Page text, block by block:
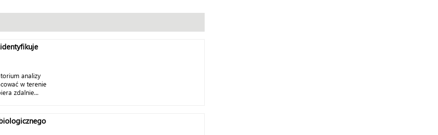
analizy
w terenie
zdalnie...